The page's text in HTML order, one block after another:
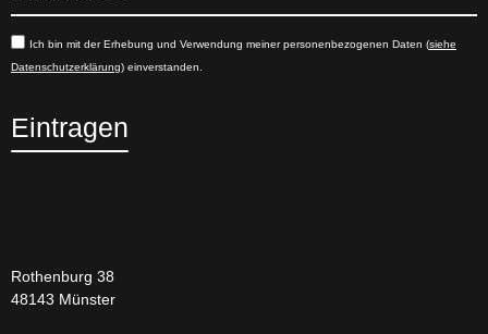
Ich bin mit der Erhebung und Verwendung meiner personenbezogenen Daten (siehe
Datenschutzerklärung) einverstanden.
Eintragen
Rothenburg 38
48143 Münster